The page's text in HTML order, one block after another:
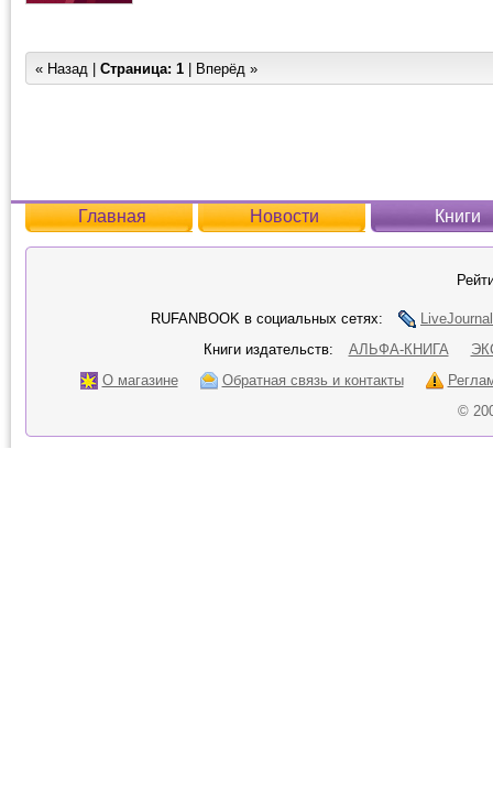
« Назад | Страница: 1 | Вперёд »
Главная Новости Книги
RUFANBOOK в социальных сетях:
LiveJournal
Книги издательств:
АЛЬФА-КНИГА
О магазине
Обратная связь и контакты
©